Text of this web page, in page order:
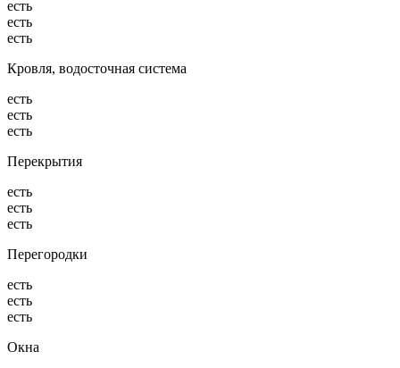
есть
есть
есть
Кровля, водосточная система
есть
есть
есть
Перекрытия
есть
есть
есть
Перегородки
есть
есть
есть
Окна